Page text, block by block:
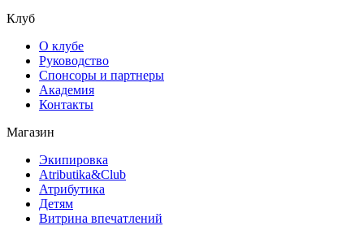
Клуб
О клубе
Руководство
Спонсоры и партнеры
Академия
Контакты
Магазин
Экипировка
Atributika&Club
Атрибутика
Детям
Витрина впечатлений